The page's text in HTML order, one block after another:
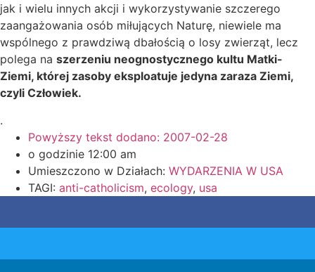
jak i wielu innych akcji i wykorzystywanie szczerego
zaangażowania osób miłujących Naturę, niewiele ma
wspólnego z prawdziwą dbałością o losy zwierząt, lecz
polega na szerzeniu neognostycznego kultu Matki-
Ziemi, której zasoby eksploatuje jedyna zaraza Ziemi,
czyli Człowiek.
.
Powyższy tekst dodano: 2007-02-28
o godzinie 12:00 am
Umieszczono w Działach: WYDARZENIA W USA
TAGI: anti-catholicism, ecology, usa